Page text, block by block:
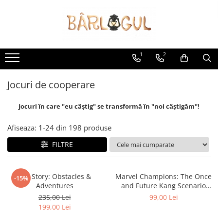
Tipuri
Boardgames
Jocuri cu Carti
Jocuri cu Zaruri
Genuri
Jocuri de familie
Jocuri de cooperare
Jocuri pentru copii
Jocuri de petrecere
Jocuri pentru adulți
Grupul tău
Protecție cărți
Zaruri
Monezi
1 2
Jocuri de cooperare
Jocuri în care "eu câștig" se transformă în "noi câștigăm"!
Afiseaza: 1-24 din 198 produse
FILTRE
-15%
Toy Story: Obstacles &
Adventures
235,00 Lei
199,00 Lei
Marvel Champions: The Once
and Future Kang Scenario
Pack
99,00 Lei